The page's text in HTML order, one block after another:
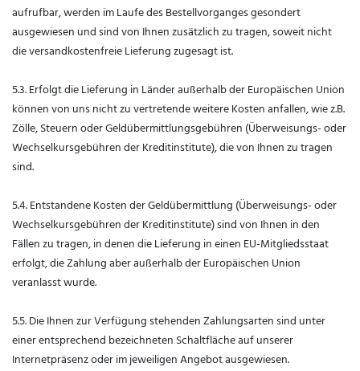
aufrufbar, werden im Laufe des Bestellvorganges gesondert
ausgewiesen und sind von Ihnen zusätzlich zu tragen, soweit nicht
die versandkostenfreie Lieferung zugesagt ist.
5.3. Erfolgt die Lieferung in Länder außerhalb der Europäischen Union
können von uns nicht zu vertretende weitere Kosten anfallen, wie z.B.
Zölle, Steuern oder Geldübermittlungsgebühren (Überweisungs- oder
Wechselkursgebühren der Kreditinstitute), die von Ihnen zu tragen
sind.
5.4.Entstandene Kosten der Geldübermittlung (Überweisungs- oder
Wechselkursgebühren der Kreditinstitute)sind von Ihnen in den
Fällen zu tragen, in denen die Lieferung in einen EU-Mitgliedsstaat
erfolgt, die Zahlung aber außerhalb der Europäischen Union
veranlasst wurde.
5.5. Die Ihnen zur Verfügung stehenden Zahlungsartensind unter
einer entsprechend bezeichneten Schaltfläche auf unserer
Internetpräsenz oder im jeweiligen Angebot ausgewiesen.